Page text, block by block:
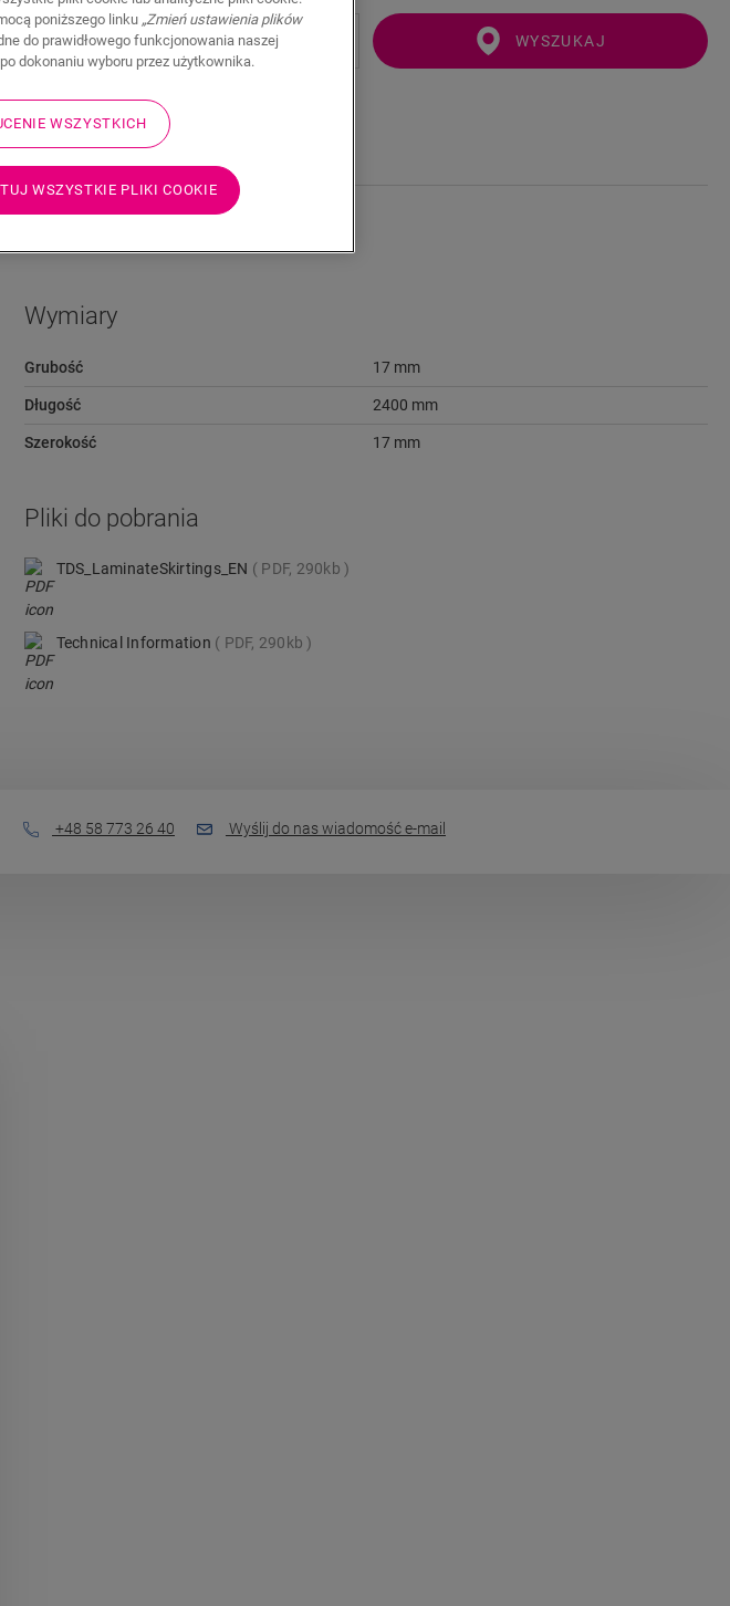
WYSZUKAJ
do pobrania
Wymiary
Grubość 17 mm
Długość 2400 mm
Szerokość 17 mm
Pliki do pobrania
TDS_LaminateSkirtings_EN PDF, 290kb
Technical Information PDF, 290kb
+48 58 773 26 40 Wyślij do nas wiadomość e-mail
poniższego linku „Zmień ustawienia plików
do prawidłowego funkcjonowania naszej
dokonaniu wyboru przez użytkownika.
WSZYSTKICH
WSZYSTKIE PLIKI COOKIE